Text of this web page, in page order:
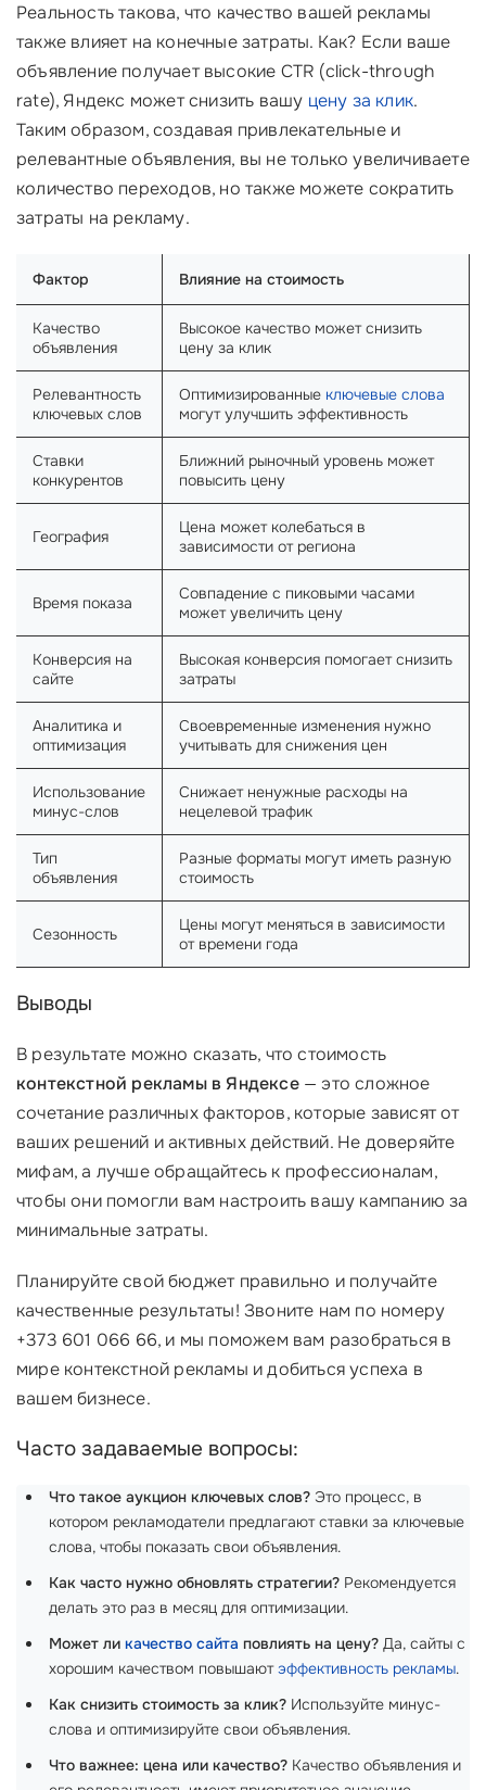
Реальность такова, что качество вашей рекламы
также влияет на конечные затраты. Как? Если ваше
объявление получает высокие CTR (click-through
rate), Яндекс может снизить вашу цену за клик.
Таким образом, создавая привлекательные и
релевантные объявления, вы не только увеличиваете
количество переходов, но также можете сократить
затраты на рекламу.
Фактор Влияние на стоимость
Качество
объявления
Высокое качество может снизить
цену за клик
Релевантность
ключевых слов
Оптимизированные ключевые слова
могут улучшить эффективность
Ставки
конкурентов
Ближний рыночный уровень может
повысить цену
География
Цена может колебаться в
зависимости от региона
Время показа
Совпадение с пиковыми часами
может увеличить цену
Конверсия на
сайте
Высокая конверсия помогает снизить
затраты
Аналитика и
оптимизация
Своевременные изменения нужно
учитывать для снижения цен
Использование
минус-слов
Снижает ненужные расходы на
нецелевой трафик
Тип
объявления
Разные форматы могут иметь разную
стоимость
Сезонность
Цены могут меняться в зависимости
от времени года
Выводы
В результате можно сказать, что стоимость
контекстной рекламы в Яндексе— это сложное
сочетание различных факторов, которые зависят от
ваших решений и активных действий. Не доверяйте
мифам, а лучше обращайтесь к профессионалам,
чтобы они помогли вам настроить вашу кампанию за
минимальные затраты.
Планируйте свой бюджет правильно и получайте
качественные результаты! Звоните нам по номеру
+373 601 066 66, и мы поможем вам разобраться в
мире контекстной рекламы и добиться успеха в
вашем бизнесе.
Часто задаваемые вопросы:
Что такое аукцион ключевых слов? Это процесс, в
котором рекламодатели предлагают ставки за ключевые
слова, чтобы показать свои объявления.
Как часто нужно обновлять стратегии? Рекомендуется
делать это раз в месяц для оптимизации.
Может ли качество сайта повлиять на цену? Да, сайты с
хорошим качеством повышаютэффективность рекламы.
Как снизить стоимость за клик? Используйте минус-
слова и оптимизируйте свои объявления.
Что важнее: цена или качество? Качество объявления и